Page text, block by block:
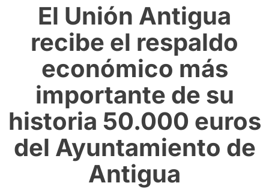
El Unión Antigua
recibe el respaldo
económico más
importante de su
historia 50.000 euros
del Ayuntamiento de
Antigua